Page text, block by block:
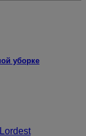
уборке
Lordest